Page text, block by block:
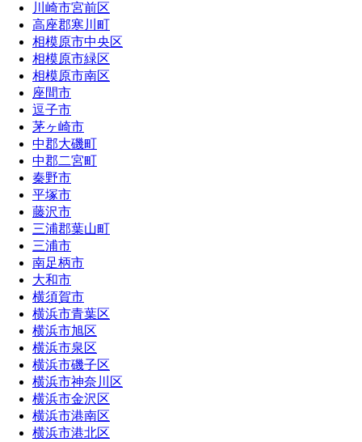
川崎市宮前区
高座郡寒川町
相模原市中央区
相模原市緑区
相模原市南区
座間市
逗子市
茅ヶ崎市
中郡大磯町
中郡二宮町
秦野市
平塚市
藤沢市
三浦郡葉山町
三浦市
南足柄市
大和市
横須賀市
横浜市青葉区
横浜市旭区
横浜市泉区
横浜市磯子区
横浜市神奈川区
横浜市金沢区
横浜市港南区
横浜市港北区